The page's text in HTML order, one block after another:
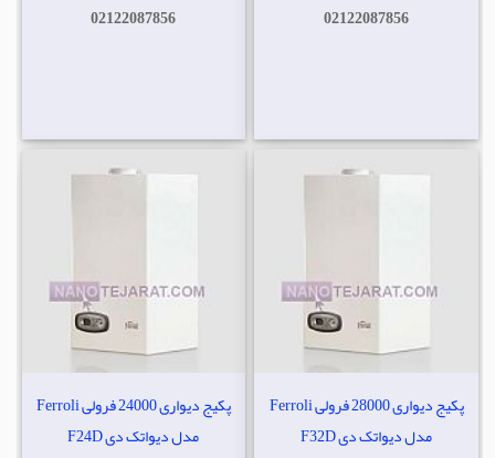
02122087856
02122087856
پکیج دیواری 24000 فرولی Ferroli
مدل دیواتک دی F24D
پکیج دیواری 28000 فرولی Ferroli
مدل دیواتک دی F32D